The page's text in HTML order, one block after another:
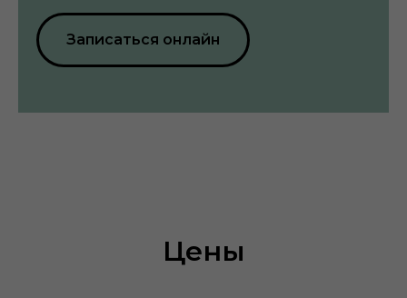
Записаться онлайн
Цены